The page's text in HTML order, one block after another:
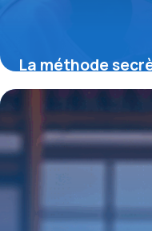
La méthode
maîtriser la
votre style dès
19 mai 2026